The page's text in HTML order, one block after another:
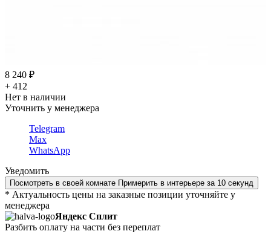
8 240 ₽
+ 412
Нет в наличии
Уточнить у менеджера
Telegram
Max
WhatsApp
Уведомить
Посмотреть в своей комнате Примерить в интерьере за 10 секунд
* Актуальность цены на заказные позиции уточняйте у
менеджера
Яндекс Сплит
Разбить оплату на части без переплат